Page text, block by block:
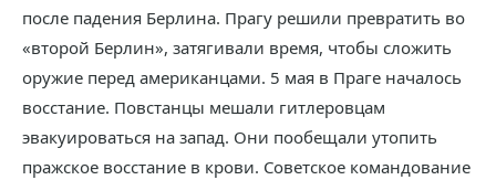
после падения Берлина. Прагу решили превратить во
«второй Берлин», затягивали время, чтобы сложить
оружие перед американцами. 5 мая в Праге началось
восстание. Повстанцы мешали гитлеровцам
эвакуироваться на запад. Они пообещали утопить
пражское восстание в крови. Советское командование